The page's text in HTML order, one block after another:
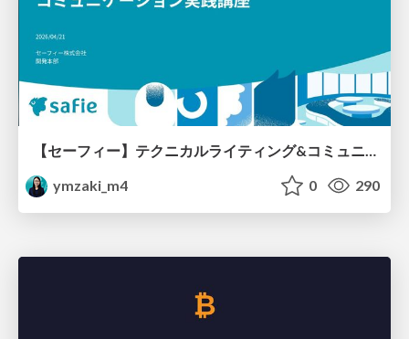
【セーフィー】テクニカルライティング&コミュニケーション実践講座（26新卒エンジニア向け研修資料）
ymzaki_m4
0 290